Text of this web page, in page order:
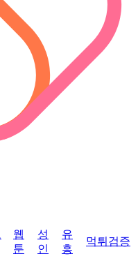
웹
툰
성
인
유
흥
먹튀검증